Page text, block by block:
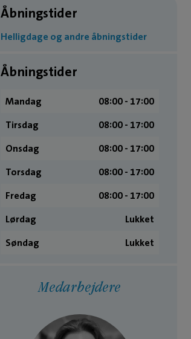
Åbningstider
Helligdage og andre åbningstider
Åbningstider
Mandag
08:00 ­- 17:00
Tirsdag
08:00 ­- 17:00
Onsdag
08:00 ­- 17:00
Torsdag
08:00 ­- 17:00
Fredag
08:00 ­- 17:00
Lørdag
Lukket
Søndag
Lukket
Medarbejdere